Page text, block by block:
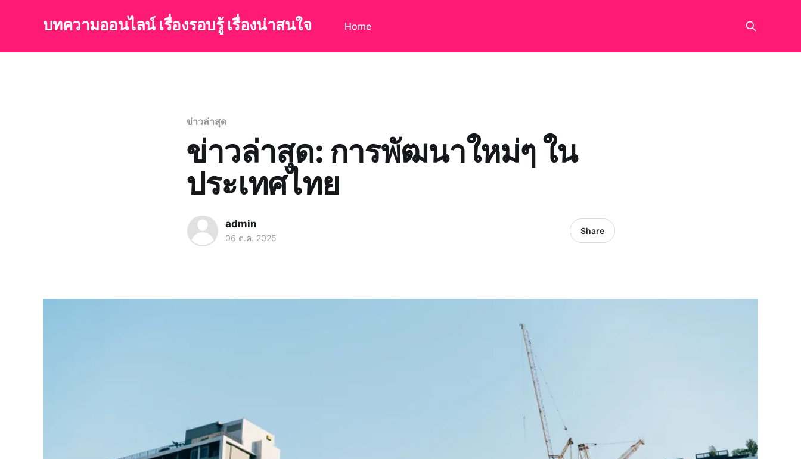
บทความออนไลน์ เรื่องรอบรู้ เรื่องน่าสนใจ Home
ข่าวล่าสุด
ข่าวล่าสุด: การพัฒนาใหม่ๆ ใน
ประเทศไทย
admin
06 ต.ค. 2025
Share